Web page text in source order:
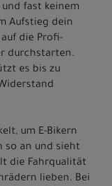
fast keinem
Aufstieg dein
die Profi-
durchstarten.
es bis zu
um E-Bikern
so an und sieht
die Fahrqualität
lieben. Bei